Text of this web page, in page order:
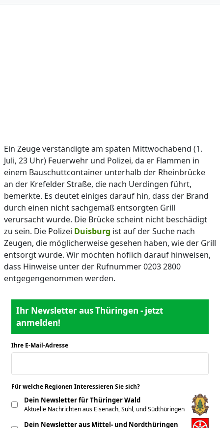
Ein Zeuge verständigte am späten Mittwochabend (1.
Juli, 23 Uhr) Feuerwehr und Polizei, da er Flammen in
einem Bauschuttcontainer unterhalb der Rheinbrücke
an der Krefelder Straße, die nach Uerdingen führt,
bemerkte. Es deutet einiges darauf hin, dass der Brand
durch einen nicht sachgemäß entsorgten Grill
verursacht wurde. Die Brücke scheint nicht beschädigt
zu sein. Die Polizei Duisburg ist auf der Suche nach
Zeugen, die möglicherweise gesehen haben, wie der Grill
entsorgt wurde. Wir möchten höflich darauf hinweisen,
dass Hinweise unter der Rufnummer 0203 2800
entgegengenommen werden.
Ihr Newsletter aus Thüringen - jetzt
anmelden!
Ihre E-Mail-Adresse
Für welche Regionen Interessieren Sie sich?
Dein Newsletter für Thüringer Wald
Aktuelle Nachrichten aus Eisenach, Suhl, und Südthüringen
Dein Newsletter aus Mittel- und Nordthüringen